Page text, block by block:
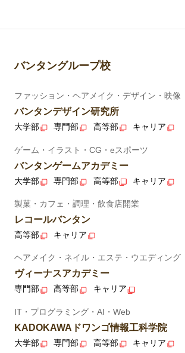
バンタングループ校
ファッション・ヘアメイク・デザイン・映像
バンタンデザイン研究所
大学部 専門部 高等部 キャリア
ゲーム・イラスト・CG・eスポーツ
バンタンゲームアカデミー
大学部 専門部 高等部 キャリア
製菓・カフェ・調理・飲食店開業
レコールバンタン
高等部 キャリア
ヘアメイク・ネイル・エステ・ウエディング
ヴィーナスアカデミー
専門部 高等部 キャリア
IT・プログラミング・AI・Web
KADOKAWAドワンゴ情報工科学院
大学部 専門部 高等部 キャリア